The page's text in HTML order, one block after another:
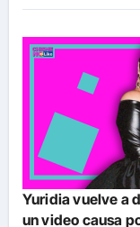
Yuridia vuelve a
un video causa